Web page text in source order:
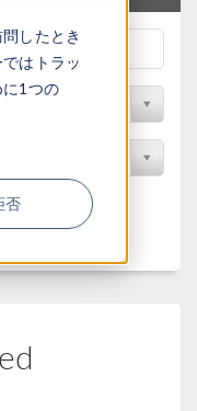
したとき
はトラッ
に1つの
否